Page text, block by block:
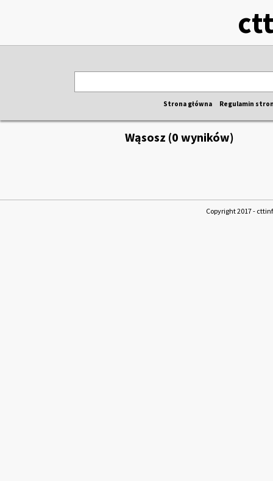
Strona główna Regulamin
Wąsosz (0 wyników)
Copyright 2017 -